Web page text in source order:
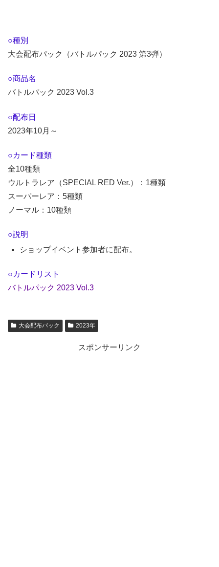
○種別
大会配布パック（バトルパック 2023 第3弾）
○商品名
バトルパック 2023 Vol.3
○配布日
2023年10月～
○カード種類
全10種類
ウルトラレア（SPECIAL RED Ver.）：1種類
スーパーレア：5種類
ノーマル：10種類
○説明
ショップイベント参加者に配布。
○カードリスト
バトルパック 2023 Vol.3
大会配布パック 2023年
スポンサーリンク